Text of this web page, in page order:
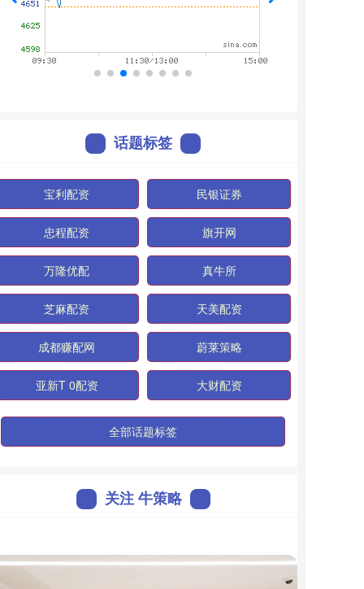
话题标签
宝利配资 民银证券
忠程配资 旗开网
万隆优配 真牛所
芝麻配资 天美配资
成都赚配网 蔚莱策略
亚新T 0配资 大财配资
全部话题标签
关注 牛策略